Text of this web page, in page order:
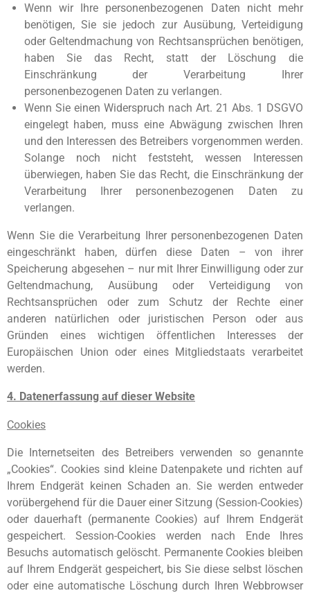
Wenn wir Ihre personenbezogenen Daten nicht mehr
benötigen, Sie sie jedoch zur Ausübung, Verteidigung
oder Geltendmachung von Rechtsansprüchen benötigen,
haben Sie das Recht, statt der Löschung die
Einschränkung der Verarbeitung Ihrer
personenbezogenen Daten zu verlangen.
Wenn Sie einen Widerspruch nach Art. 21 Abs. 1 DSGVO
eingelegt haben, muss eine Abwägung zwischen Ihren
und den Interessen des Betreibers vorgenommen werden.
Solange noch nicht feststeht, wessen Interessen
überwiegen, haben Sie das Recht, die Einschränkung der
Verarbeitung Ihrer personenbezogenen Daten zu
verlangen.
Wenn Sie die Verarbeitung Ihrer personenbezogenen Daten
eingeschränkt haben, dürfen diese Daten – von ihrer
Speicherung abgesehen – nur mit Ihrer Einwilligung oder zur
Geltendmachung, Ausübung oder Verteidigung von
Rechtsansprüchen oder zum Schutz der Rechte einer
anderen natürlichen oder juristischen Person oder aus
Gründen eines wichtigen öffentlichen Interesses der
Europäischen Union oder eines Mitgliedstaats verarbeitet
werden.
4. Datenerfassung auf dieser Website
Cookies
Die Internetseiten des Betreibers verwenden so genannte
„Cookies“. Cookies sind kleine Datenpakete und richten auf
Ihrem Endgerät keinen Schaden an. Sie werden entweder
vorübergehend für die Dauer einer Sitzung (Session-Cookies)
oder dauerhaft (permanente Cookies) auf Ihrem Endgerät
gespeichert. Session-Cookies werden nach Ende Ihres
Besuchs automatisch gelöscht. Permanente Cookies bleiben
auf Ihrem Endgerät gespeichert, bis Sie diese selbst löschen
oder eine automatische Löschung durch Ihren Webbrowser